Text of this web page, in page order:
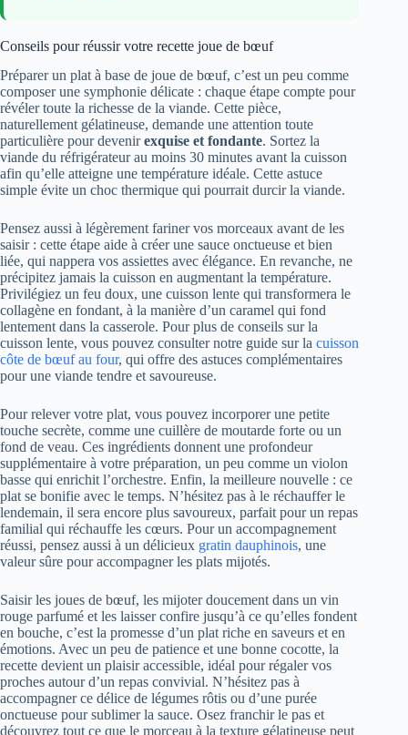
Conseils pour réussir votre recette joue de bœuf
Préparer un plat à base de joue de bœuf, c’est un peu comme
composer une symphonie délicate : chaque étape compte pour
révéler toute la richesse de la viande. Cette pièce,
naturellement gélatineuse, demande une attention toute
particulière pour devenirexquise et fondante. Sortez la
viande du réfrigérateur au moins 30 minutes avant la cuisson
afin qu’elle atteigne une température idéale. Cette astuce
simple évite un choc thermique qui pourrait durcir la viande.
Pensez aussi à légèrement fariner vos morceaux avant de les
saisir : cette étape aide à créer une sauce onctueuse et bien
liée, qui nappera vos assiettes avec élégance. En revanche, ne
précipitez jamais la cuisson en augmentant la température.
Privilégiez un feu doux, une cuisson lente qui transformera le
collagène en fondant, à la manière d’un caramel qui fond
lentement dans la casserole. Pour plus de conseils sur la
cuisson lente, vous pouvez consulter notre guide sur la cuisson
côte de bœuf au four, qui offre des astuces complémentaires
pour une viande tendre et savoureuse.
Pour relever votre plat, vous pouvez incorporer une petite
touche secrète, comme une cuillère de moutarde forte ou un
fond de veau. Ces ingrédients donnent une profondeur
supplémentaire à votre préparation, un peu comme un violon
basse qui enrichit l’orchestre. Enfin, la meilleure nouvelle : ce
plat se bonifie avec le temps. N’hésitez pas à le réchauffer le
lendemain, il sera encore plus savoureux, parfait pour un repas
familial qui réchauffe les cœurs. Pour un accompagnement
réussi, pensez aussi à un délicieux gratin dauphinois, une
valeur sûre pour accompagner les plats mijotés.
Saisir les joues de bœuf, les mijoter doucement dans un vin
rouge parfumé et les laisser confire jusqu’à ce qu’elles fondent
en bouche, c’est la promesse d’un plat riche en saveurs et en
émotions. Avec un peu de patience et une bonne cocotte, la
recette devient un plaisir accessible, idéal pour régaler vos
proches autour d’un repas convivial. N’hésitez pas à
accompagner ce délice de légumes rôtis ou d’une purée
onctueuse pour sublimer la sauce. Osez franchir le pas et
découvrez tout ce que le morceau à la texture gélatineuse peut